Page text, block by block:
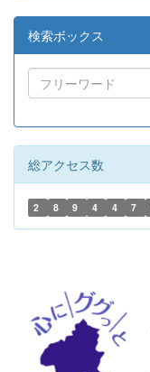
検索ボックス
総アクセス数
2 8 9 4 4 7